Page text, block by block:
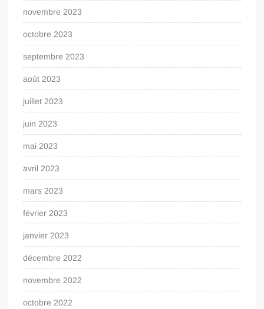
novembre 2023
octobre 2023
septembre 2023
août 2023
juillet 2023
juin 2023
mai 2023
avril 2023
mars 2023
février 2023
janvier 2023
décembre 2022
novembre 2022
octobre 2022